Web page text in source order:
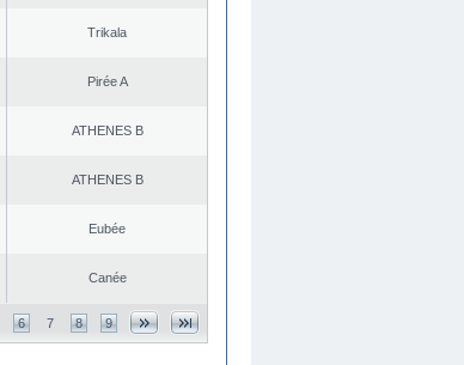
Trikala
Pirée A
ATHENES Β
ATHENES Β
Eubée
Canée
6 7 8 9